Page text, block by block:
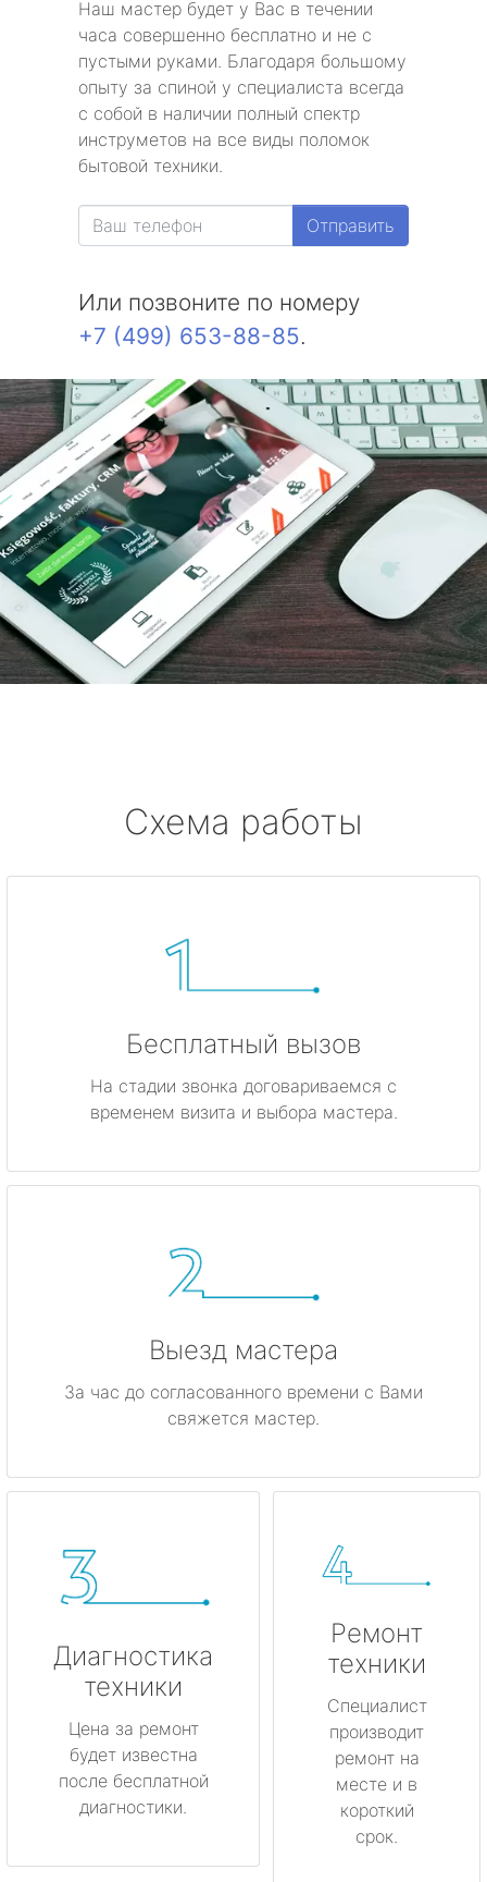
Наш мастер будет у Вас в течении
часа совершенно бесплатно и не с
пустыми руками. Благодаря большому
опыту за спиной у специалиста всегда
с собой в наличии полный спектр
инструметов на все виды поломок
бытовой техники.
Отправить
Или позвоните по номеру
+7 (499) 653-88-85.
Схема работы
Бесплатный вызов
На стадии звонка договариваемся с
временем визита и выбора мастера.
Выезд мастера
За час до согласованного времени с Вами
свяжется мастер.
Диагностика
техники
Цена за ремонт
будет известна
после бесплатной
диагностики.
Ремонт
техники
Специалист
производит
ремонт на
месте и в
короткий
срок.